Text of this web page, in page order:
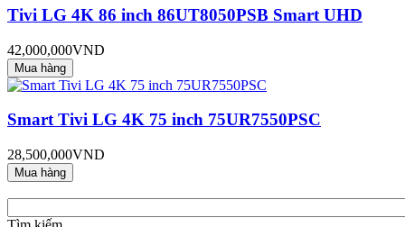
Tivi LG 4K 86 inch 86UT8050PSB Smart UHD
42,000,000VND
Smart Tivi LG 4K 75 inch 75UR7550PSC
28,500,000VND